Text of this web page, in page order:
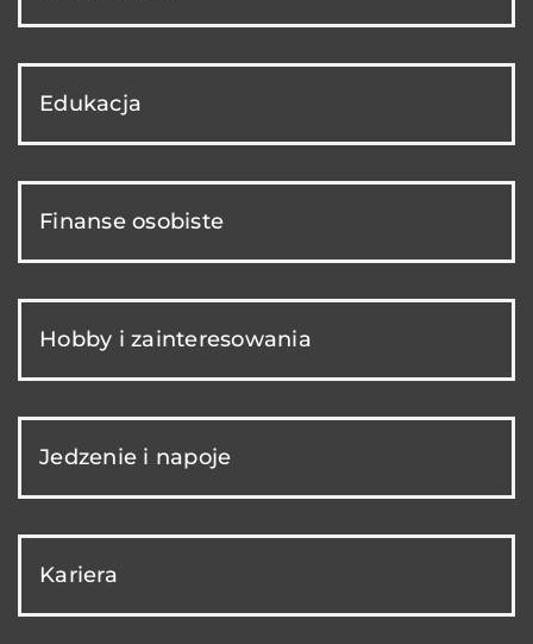
Edukacja
Finanse osobiste
Hobby i zainteresowania
Jedzenie i napoje
Kariera